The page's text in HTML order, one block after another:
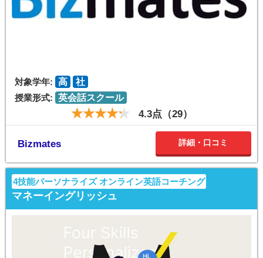
対象学年: 高
社
授業形式: 英会話スクール
4.3点（29）
Bizmates 詳細・口コミ
4技能パーソナライズ オンライン英語コーチング
マネーイングリッシュ